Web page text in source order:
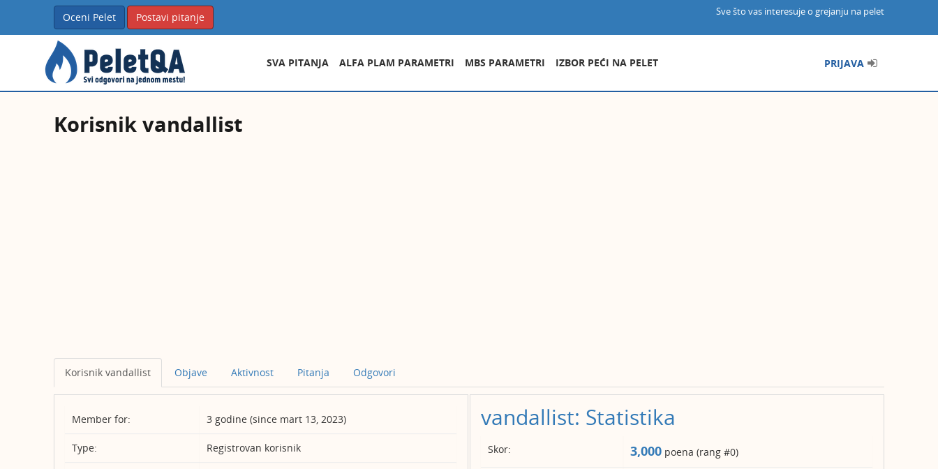
Oceni Pelet Postavi pitanje Sve što vas interesuje o grejanju na pelet
PRIJAVA
SVA PITANJA ALFA PLAM PARAMETRI MBS PARAMETRI IZBOR PEĆI NA PELET
Korisnik vandallist
Korisnik vandallist Objave Aktivnost Pitanja Odgovori
Member for: 3 godine (since mart 13, 2023)
Type: Registrovan korisnik
vandallist: Statistika
Skor: 3,000 poena (rang #0)